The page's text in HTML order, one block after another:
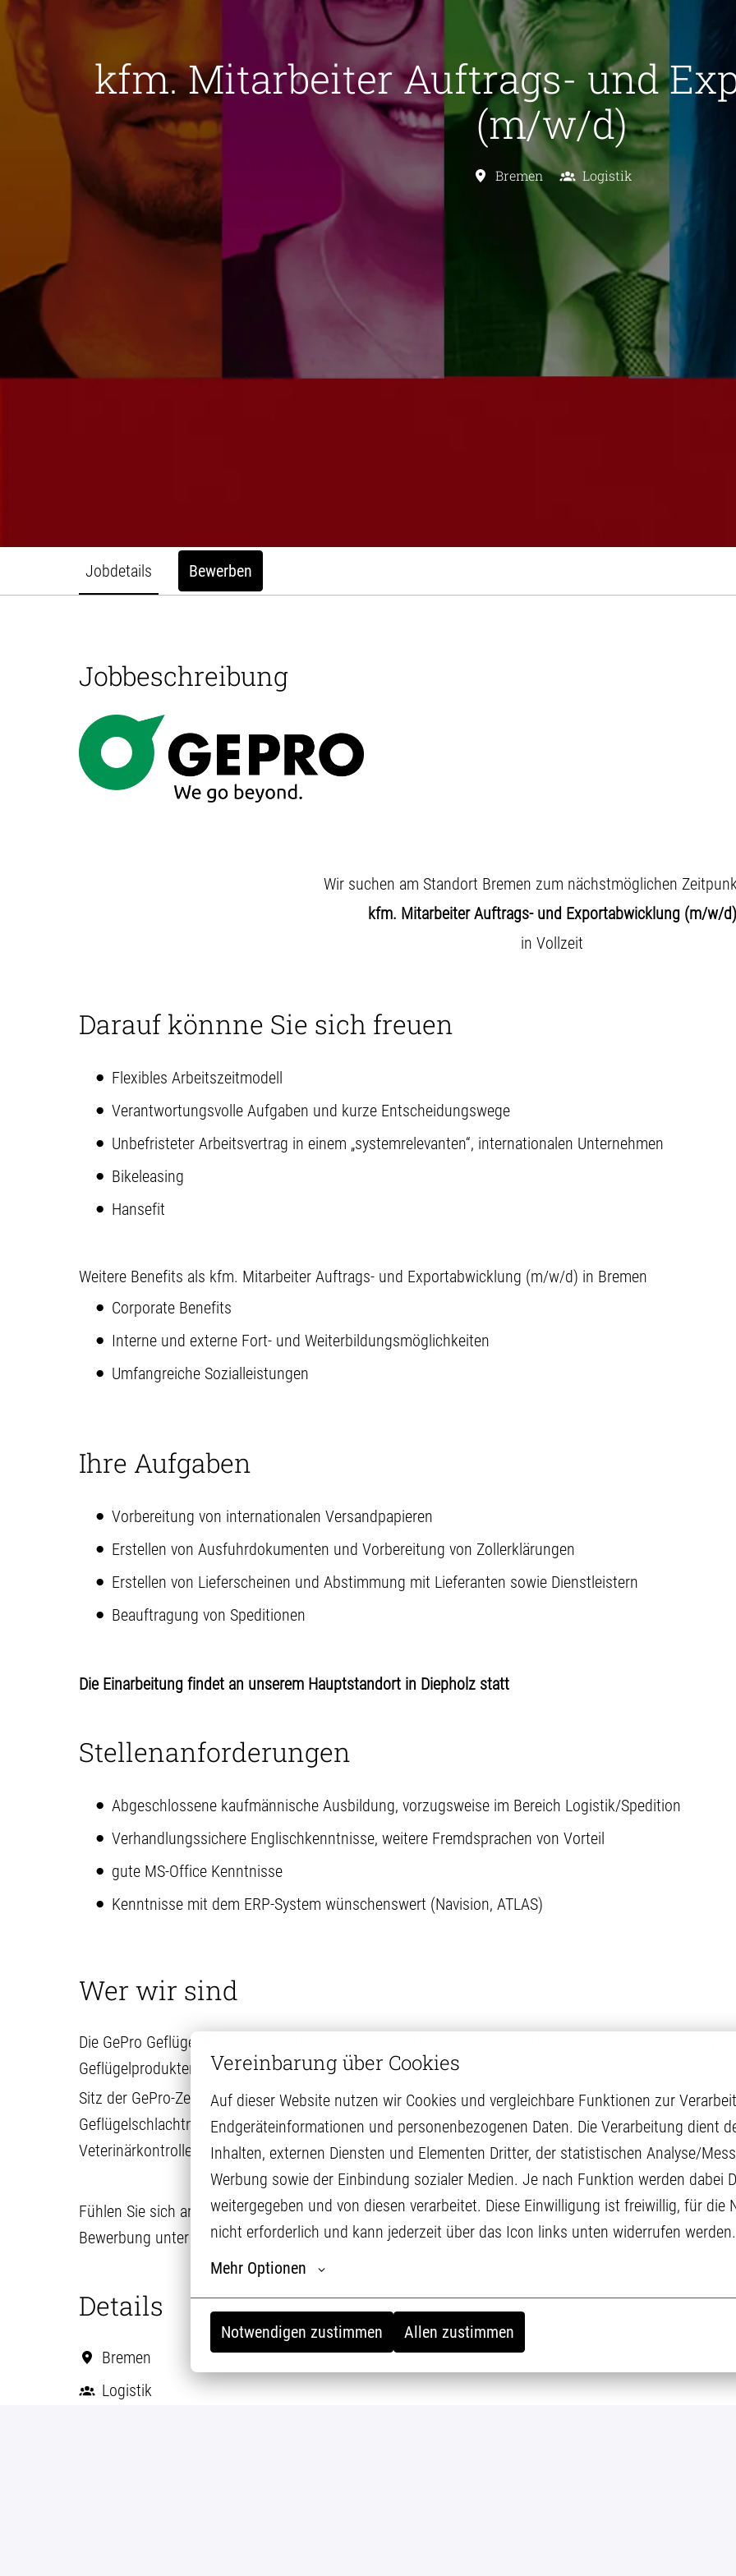
Vereinbarung über Cookies
Auf dieser Website nutzen wir Cookies und vergleichbare Funktionen zur
Endgeräteinformationen und personenbezogenen Daten. Die Verarbeitung dient
Inhalten, externen Diensten und Elementen Dritter, der statistischen Analyse/
Werbung sowie der Einbindung sozialer Medien. Je nach Funktion werden dabei
weitergegeben und von diesen verarbeitet. Diese Einwilligung ist freiwillig, für die
nicht erforderlich und kann jederzeit über das Icon links unten widerrufen werden.
Mehr Optionen
Notwendigen zustimmen Allen zustimmen
kfm. Mitarbeiter Auftrags- und
(m/w/d)
Bremen Logistik
Jobdetails Bewerben
Jobbeschreibung
Wir suchen am Standort Bremen zum nächstmöglichen
kfm. Mitarbeiter Auftrags- und Exportabwicklung (m/w/d)
in Vollzeit
Darauf könnne Sie sich freuen
Flexibles Arbeitszeitmodell
Verantwortungsvolle Aufgaben und kurze Entscheidungswege
Unbefristeter Arbeitsvertrag in einem „systemrelevanten“, internationalen Unternehmen
Bikeleasing
Hansefit
Weitere Benefits als kfm. Mitarbeiter Auftrags- und Exportabwicklung (m/w/d) in Bremen
Corporate Benefits
Interne und externe Fort- und Weiterbildungsmöglichkeiten
Umfangreiche Sozialleistungen
Ihre Aufgaben
Vorbereitung von internationalen Versandpapieren
Erstellen von Ausfuhrdokumenten und Vorbereitung von Zollerklärungen
Erstellen von Lieferscheinen und Abstimmung mit Lieferanten sowie Dienstleistern
Beauftragung von Speditionen
Die Einarbeitung findet an unserem Hauptstandort in Diepholz statt
Stellenanforderungen
Abgeschlossene kaufmännische Ausbildung, vorzugsweise im Bereich Logistik/Spedition
Verhandlungssichere Englischkenntnisse, weitere Fremdsprachen von Vorteil
gute MS-Office Kenntnisse
Kenntnisse mit dem ERP-System wünschenswert (Navision, ATLAS)
Wer wir sind
Die GePro Geflügel-Protein Vertriebsgesellschaft mbH & Co. KG ist ein Unternehmen der PHW-
Geflügelprodukten in Europa. In diesem Unternehmensverbund ist die GePro Teil der vollständig
Sitz der GePro-Zentrale ist Diepholz; weitere Verkaufsbüros befinden sich in Russland, Thailand,
Geflügelschlachtnebenprodukte in wertvolle Inhaltsstoffe für die Tierernährung bzw. in Biokraftstoff.
Veterinärkontrollen und bietet dank hoher Transparenz ein Maß an Qualität, das zu den höchsten der
Fühlen Sie sich angesprochen und können sich vorstellen, in der Position die Zukunft bei uns
Bewerbung unter Angabe Ihres frühestmöglichen Eintrittsdatums!
Details
Bremen
Logistik